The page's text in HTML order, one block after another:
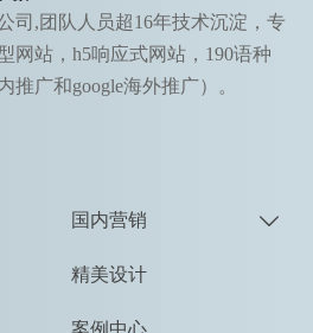
司,团队人员超16年技术沉淀，专
网站，h5响应式网站，190语种
推广和google海外推广）。
国内营销 
精美设计
案例中心